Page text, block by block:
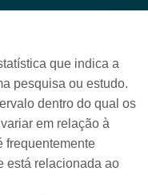
que indica a
pesquisa ou estudo.
dentro do qual os
em relação à
frequentemente
está relacionada ao